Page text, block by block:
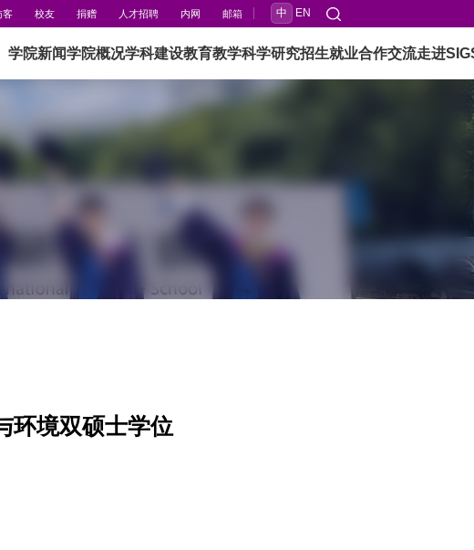
客 校友 捐赠 人才招聘 内网 邮箱 中 EN
学院新闻学院概况学科建设教育教学科学研究招生就业合作交流走进
环境双硕士学位